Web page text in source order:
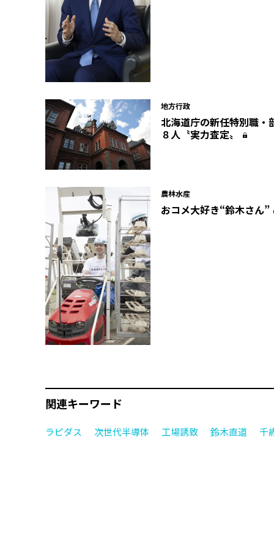
地方行政
北海道庁の新任特別職・
８人〝実力査定〟
農林水産
おコメ大好き“鈴木さん”
関連キーワード
ラピダス 次世代半導体 工場誘致 鈴木直道 千